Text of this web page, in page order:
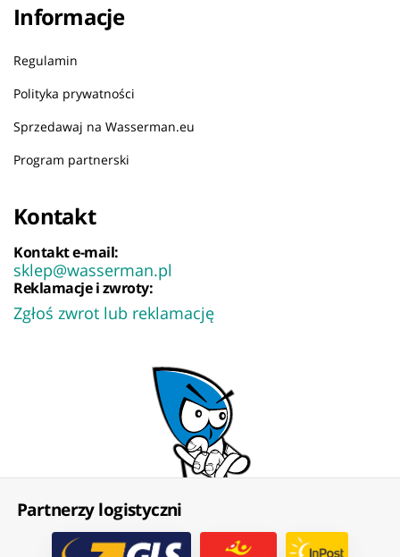
Informacje
Regulamin
Polityka prywatności
Sprzedawaj na Wasserman.eu
Program partnerski
Kontakt
Kontakt e-mail:
sklep@wasserman.pl
Reklamacje i zwroty:
Zgłoś zwrot lub reklamację
Partnerzy logistyczni